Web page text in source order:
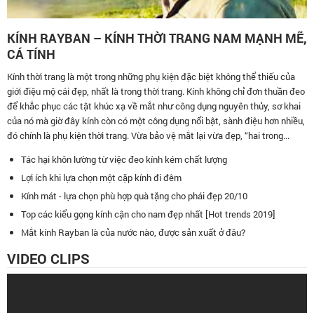
KÍNH RAYBAN – KÍNH THỜI TRANG NAM MẠNH MẼ,
CÁ TÍNH
Kính thời trang là một trong những phụ kiện đặc biệt không thể thiếu của
giới điệu mộ cái đẹp, nhất là trong thời trang. Kính không chỉ đơn thuần đeo
để khắc phục các tật khúc xạ về mắt như công dụng nguyên thủy, sơ khai
của nó mà giờ đây kính còn có một công dụng nổi bật, sành điệu hơn nhiều,
đó chính là phụ kiện thời trang. Vừa bảo vệ mắt lại vừa đẹp, “hai trong...
Tác hại khôn lường từ việc đeo kính kém chất lượng
Lợi ích khi lựa chọn một cặp kính đi đêm
Kính mát - lựa chọn phù hợp quà tặng cho phái đẹp 20/10
Top các kiểu gọng kính cận cho nam đẹp nhất [Hot trends 2019]
Mắt kính Rayban là của nước nào, được sản xuất ở đâu?
VIDEO CLIPS